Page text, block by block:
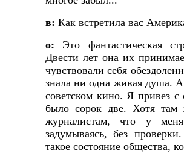
в: Как встретила вас
о: Это фантастическая
Двести лет она их
чувствовали себя
знала ни одна живая душа.
советском кино. Я привез
было сорок две. Хотя
журналистам, что у
задумываясь, без
такое состояние общества,